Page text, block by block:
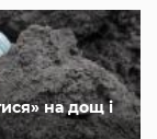
на дощ і